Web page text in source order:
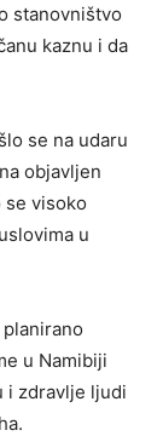
stanovništvo
kaznu i da
se na udaru
objavljen
se visoko
u
u Namibiji
i zdravlje ljudi